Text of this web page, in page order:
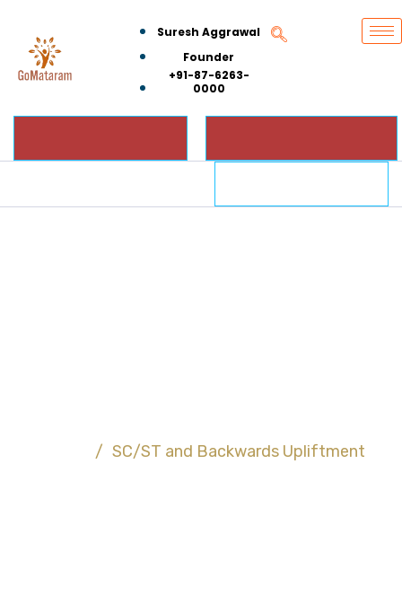
Suresh Aggrawal
Founder
+91-87-6263-
0000
/ SC/ST and Backwards Upliftment